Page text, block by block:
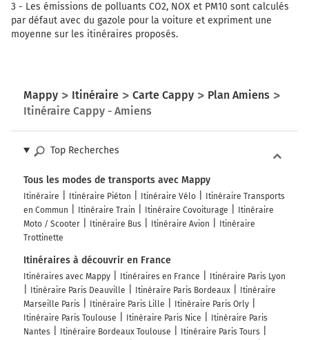
3 - Les émissions de polluants CO2, NOX et PM10 sont calculés
par défaut avec du gazole pour la voiture et expriment une
moyenne sur les itinéraires proposés.
Mappy Itinéraire Carte Cappy
Plan Amiens
Itinéraire Cappy - Amiens
Top Recherches
Tous les modes de transports avec Mappy
Itinéraire Itinéraire Piéton Itinéraire Vélo
Itinéraire Transports
en Commun
Itinéraire Train Itinéraire Covoiturage
Itinéraire
Moto / Scooter
Itinéraire Bus Itinéraire Avion
Itinéraire
Trottinette
Itinéraires à découvrir en France
Itinéraires avec Mappy Itinéraires en France
Itinéraire Paris Lyon
Itinéraire Paris Deauville
Itinéraire Paris Bordeaux
Itinéraire
Marseille Paris
Itinéraire Paris Lille
Itinéraire Paris Orly
Itinéraire Paris Toulouse
Itinéraire Paris Nice
Itinéraire Paris
Nantes
Itinéraire Bordeaux Toulouse
Itinéraire Paris Tours